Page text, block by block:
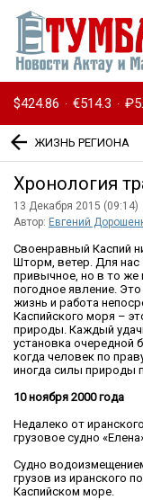
$424.86 · €514.3 ·
ЖИЗНЬ РЕГИОНА
Хронология
13 Декабря 2015 (09:14)
Автор: Евгений
Своенравный Каспий
Шторм, ветер. Для нас
привычное, но в то же
погодное явление.
жизнь и работа
Каспийского моря –
природы. Каждый
установка очередной
когда человек по
иногда силы природы
10 ноября 2000 года
Недалеко от
грузовое судно
Судно
грузов из иранского
Каспийском море.